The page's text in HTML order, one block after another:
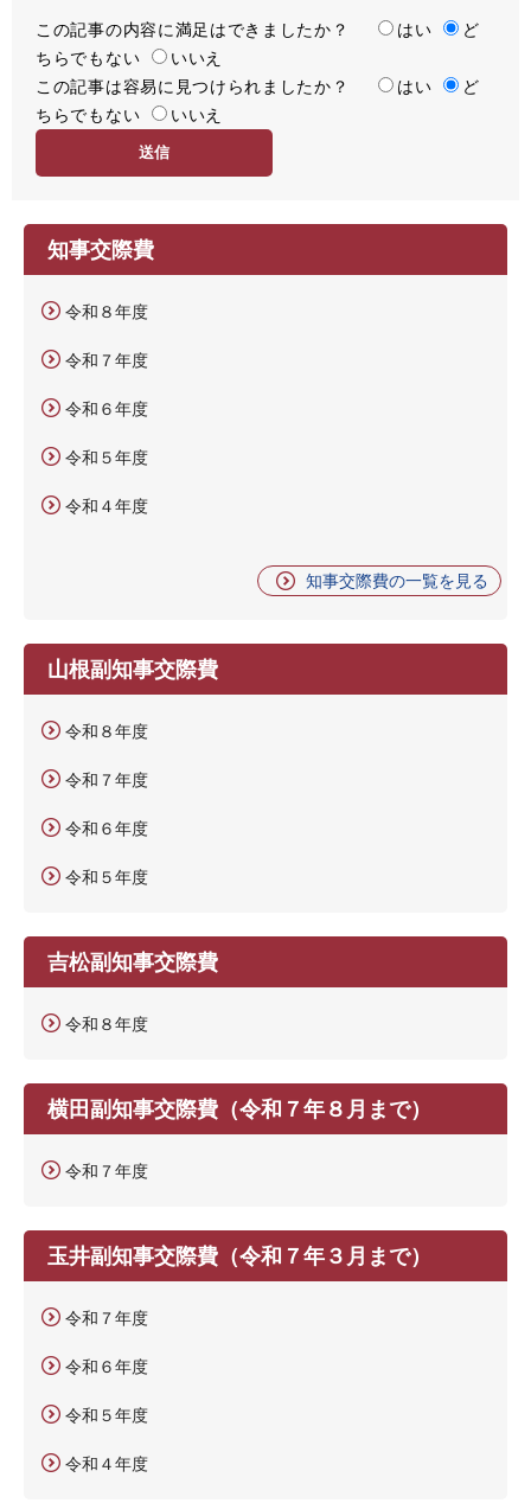
満
足
度
この記事の内容に満足はできましたか？ はい
ど
ちらでもない
いいえ
容
易
この記事は容易に見つけられましたか？ はい
ど
ちらでもない
いいえ
知事交際費
令和８年度
令和７年度
令和６年度
令和５年度
令和４年度
知事交際費の一覧を見る
山根副知事交際費
令和８年度
令和７年度
令和６年度
令和５年度
吉松副知事交際費
令和８年度
横田副知事交際費（令和７年８月まで）
令和７年度
玉井副知事交際費（令和７年３月まで）
令和７年度
令和６年度
令和５年度
令和４年度